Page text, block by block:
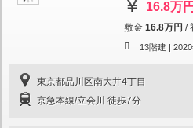
16.8万円
敷金 16.8万円 /
13階建 |
東京都品川区南大井4丁目
京急本線/立会川 徒歩7分